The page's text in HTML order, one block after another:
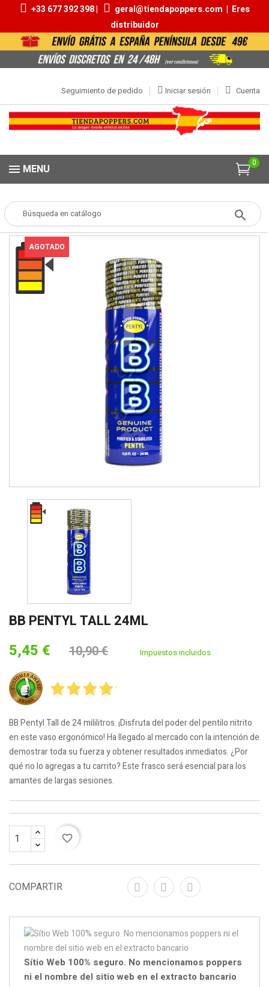
+33 677 392 398 | geral@tiendapoppers.com | Eres
distribuidor
Cuenta
Iniciar sesión
Seguimiento de pedido
0
MENU
Popper POPPERS Aromas 20ml | 30ml
AGOTADO
BB PENTYL TALL 24ML
5,45 € 10,90 € Impuestos incluidos
BB Pentyl Tall de 24 mililitros. ¡Disfruta del poder del pentilo nitrito
en este vaso ergonómico! Ha llegado al mercado con la intención de
demostrar toda su fuerza y obtener resultados inmediatos. ¿Por
qué no lo agregas a tu carrito? Este frasco será esencial para los
amantes de largas sesiones.
favorite_border
COMPARTIR
Sítio Web 100% seguro. No mencionamos poppers
ni el nombre del sitio web en el extracto bancario